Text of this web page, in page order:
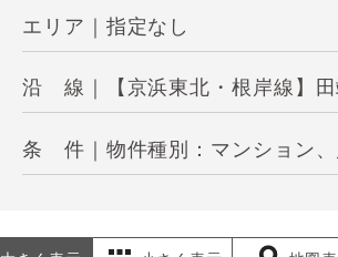
エリア｜指定なし
沿 線｜【京浜東北・根岸線】田
条 件｜物件種別：マンション